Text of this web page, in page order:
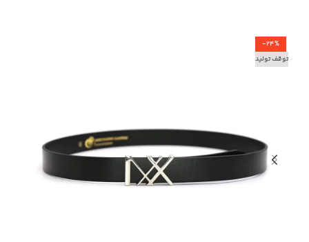
-24%
توقف تولید